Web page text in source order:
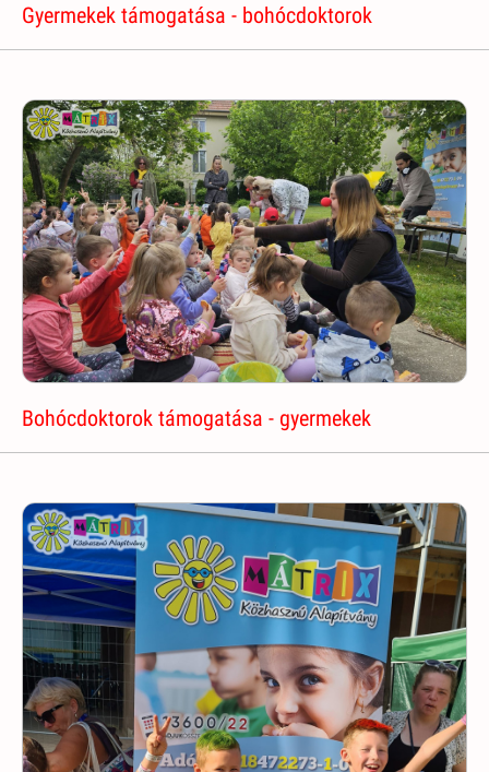
Gyermekek támogatása - bohócdoktorok
Bohócdoktorok támogatása - gyermekek